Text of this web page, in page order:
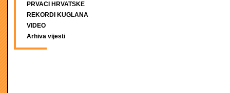
PRVACI HRVATSKE
REKORDI KUGLANA
VIDEO
Arhiva vijesti